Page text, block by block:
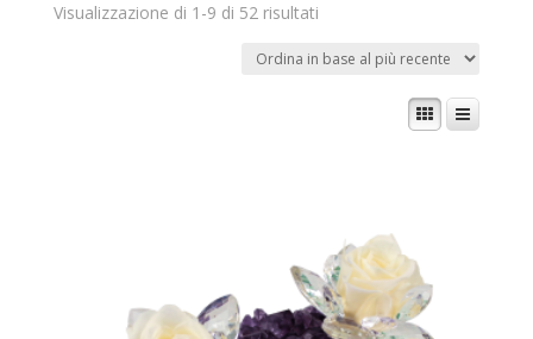
Visualizzazione di 1-9 di 52 risultati